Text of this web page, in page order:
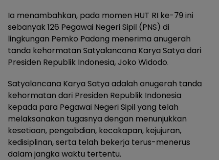
Ia menambahkan, pada momen HUT RI ke-79 ini
sebanyak 126 Pegawai Negeri Sipil (PNS) di
lingkungan Pemko Padang menerima anugerah
tanda kehormatan Satyalancana Karya Satya dari
Presiden Republik Indonesia, Joko Widodo.
Satyalancana Karya Satya adalah anugerah tanda
kehormatan dari Presiden Republik Indonesia
kepada para Pegawai Negeri Sipil yang telah
melaksanakan tugasnya dengan menunjukkan
kesetiaan, pengabdian, kecakapan, kejujuran,
kedisiplinan, serta telah bekerja terus-menerus
dalam jangka waktu tertentu.